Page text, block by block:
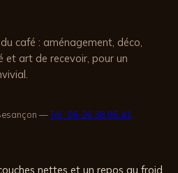
café : aménagement, déco,
et art de recevoir, pour un
—Tél : 06 26 38 95 41
nettes et un repos au froid